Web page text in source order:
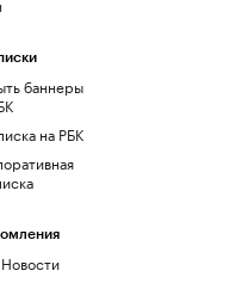
баннеры
на РБК